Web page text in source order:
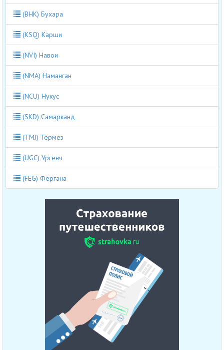
(BHK) Бухара
(KSQ) Карши
(NVI) Навои
(NMA) Наманган
(NCU) Нукус
(SKD) Самарканд
(TMJ) Термез
(UGC) Ургенч
(FEG) Фергана